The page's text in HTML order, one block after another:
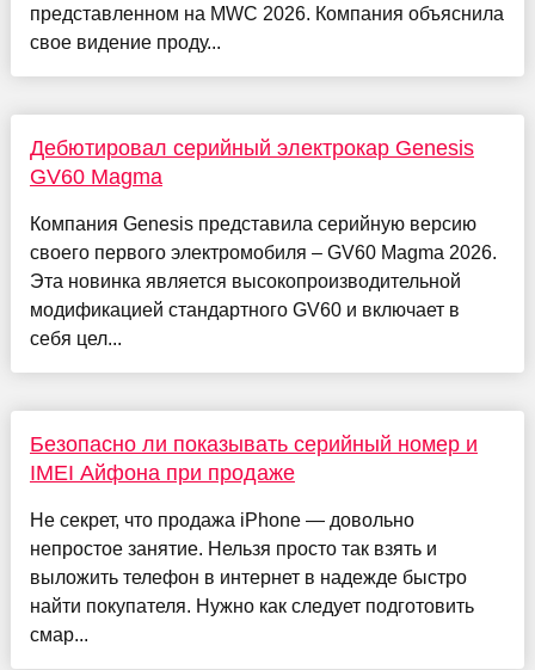
представленном на MWC 2026. Компания объяснила
свое видение проду...
Дебютировал серийный электрокар Genesis
GV60 Magma
Компания Genesis представила серийную версию
своего первого электромобиля – GV60 Magma 2026.
Эта новинка является высокопроизводительной
модификацией стандартного GV60 и включает в
себя цел...
Безопасно ли показывать серийный номер и
IMEI Айфона при продаже
Не секрет, что продажа iPhone — довольно
непростое занятие. Нельзя просто так взять и
выложить телефон в интернет в надежде быстро
найти покупателя. Нужно как следует подготовить
смар...